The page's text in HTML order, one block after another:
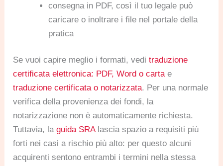
consegna in PDF, così il tuo legale può
caricare o inoltrare i file nel portale della
pratica
Se vuoi capire meglio i formati, veditraduzione
certificata elettronica: PDF, Word o cartae
traduzione certificata o notarizzata. Per una normale
verifica della provenienza dei fondi, la
notarizzazione non è automaticamente richiesta.
Tuttavia, laguida SRAlascia spazio a requisiti più
forti nei casi a rischio più alto: per questo alcuni
acquirenti sentono entrambi i termini nella stessa